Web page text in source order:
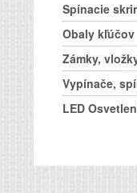
Spínacie
Obaly kľúčov
Zámky,
Vypínače,
LED